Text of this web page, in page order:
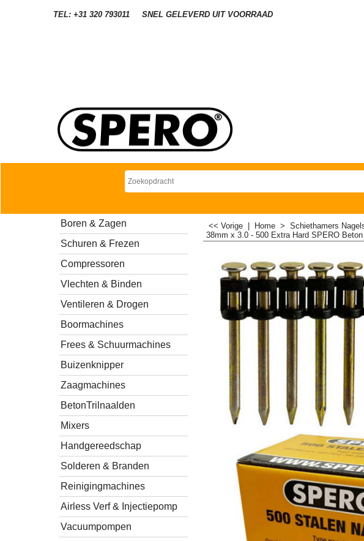
TEL: +31 320 793011 SNEL GELEVERD UIT VOORRAAD
Boren & Zagen
Schuren & Frezen
Compressoren
Vlechten & Binden
Ventileren & Drogen
Boormachines
Frees & Schuurmachines
Buizenknipper
Zaagmachines
BetonTrilnaalden
Mixers
Handgereedschap
Solderen & Branden
Reinigingmachines
Airless Verf & Injectiepomp
Vacuumpompen
<< Vorige Home > Schiethamers
38mm x 3.0 - 500 Extra Hard SPERO